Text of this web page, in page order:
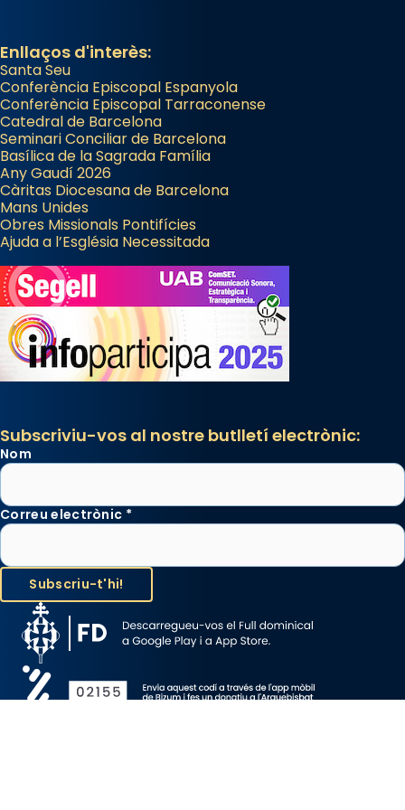
Enllaços d'interès:
Santa Seu
Conferència Episcopal Espanyola
Conferència Episcopal Tarraconense
Catedral de Barcelona
Seminari Conciliar de Barcelona
Basílica de la Sagrada Família
Any Gaudí 2026
Càritas Diocesana de Barcelona
Mans Unides
Obres Missionals Pontifícies
Ajuda a l’Església Necessitada
Subscriviu-vos al nostre butlletí electrònic:
Nom
Correu electrònic *